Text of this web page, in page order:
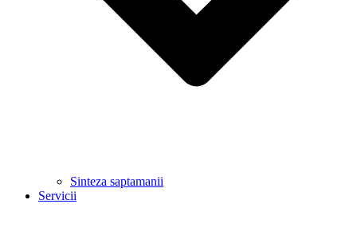
Sinteza saptamanii
Servicii